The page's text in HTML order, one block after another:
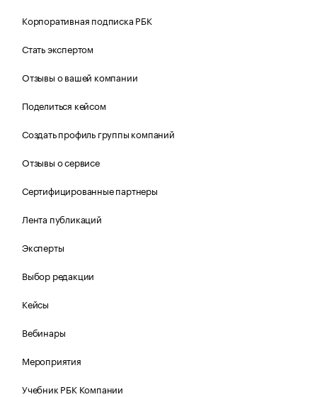
Корпоративная подписка РБК
Стать экспертом
Отзывы о вашей компании
Поделиться кейсом
Создать профиль группы компаний
Отзывы о сервисе
Сертифицированные партнеры
Лента публикаций
Эксперты
Выбор редакции
Кейсы
Вебинары
Мероприятия
Учебник РБК Компании